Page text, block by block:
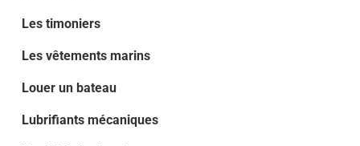
Les timoniers
Les vêtements marins
Louer un bateau
Lubrifiants mécaniques